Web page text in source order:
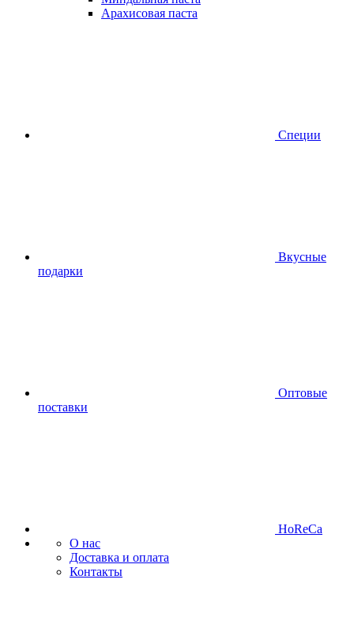
Арахисовая паста
Специи
Вкусные
подарки
Оптовые
поставки
HoReCa
О нас
Доставка и оплата
Контакты